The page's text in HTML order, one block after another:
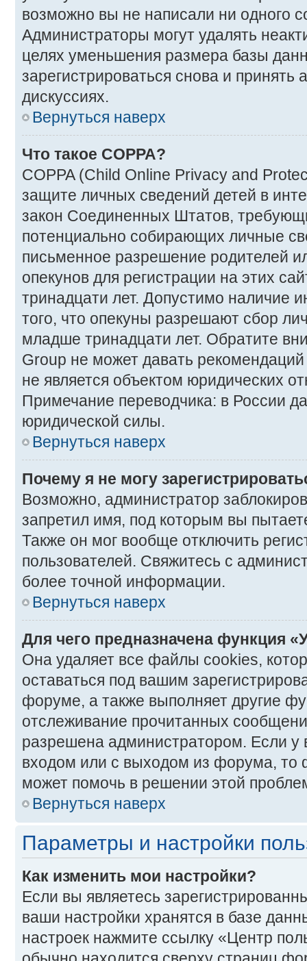
возможно вы не написали ни одного
Администраторы могут удалять
целях уменьшения размера базы
зарегистрироваться снова и принять
дискуссиях.
Вернуться наверх
Что такое COPPA?
COPPA (Child Online Privacy and
защите личных сведений детей в
закон Соединенных Штатов,
потенциально собирающих личные
письменное разрешение родителей
опекунов для регистрации на этих
тринадцати лет. Допустимо наличие
того, что опекуны разрешают сбор
младше тринадцати лет. Обратите
Group не может давать
не является объектом юридических
Примечание переводчика: в России
юридической силы.
Вернуться наверх
Почему я не могу
Возможно, администратор
запретил имя, под которым вы
Также он мог вообще отключить
пользователей. Свяжитесь с
более точной информации.
Вернуться наверх
Для чего предназначена функция
Она удаляет все файлы cookies,
оставаться под вашим
форуме, а также выполняет другие
отслеживание прочитанных
разрешена администратором. Если
входом или с выходом из форума, то
может помочь в решении этой
Вернуться наверх
Параметры и настройки
Как изменить мои настройки?
Если вы являетесь
ваши настройки хранятся в базе
настроек нажмите ссылку «Центр